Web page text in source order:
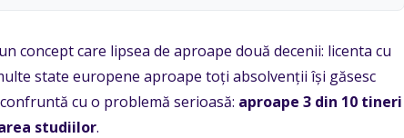
concept care lipsea de aproape două decenii: licenta cu
state europene aproape toți absolvenții își găsesc
cu o problemă serioasă: aproape 3 din 10 tineri
studiilor.